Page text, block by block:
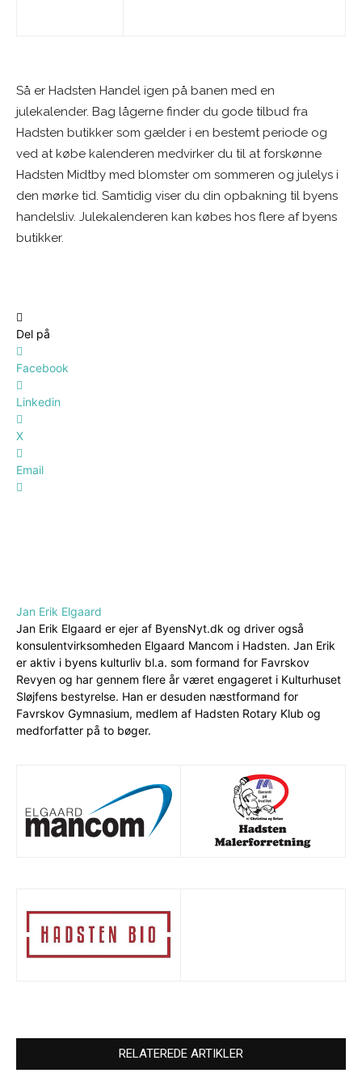
Så er Hadsten Handel igen på banen med en
julekalender. Bag lågerne finder du gode tilbud fra
Hadsten butikker som gælder i en bestemt periode og
ved at købe kalenderen medvirker du til at forskønne
Hadsten Midtby med blomster om sommeren og julelys i
den mørke tid. Samtidig viser du din opbakning til byens
handelsliv. Julekalenderen kan købes hos flere af byens
butikker.
Del på
Facebook
Linkedin
X
Email
Jan Erik Elgaard
Jan Erik Elgaard er ejer af ByensNyt.dk og driver også
konsulentvirksomheden Elgaard Mancom i Hadsten. Jan Erik
er aktiv i byens kulturliv bl.a. som formand for Favrskov
Revyen og har gennem flere år været engageret i Kulturhuset
Sløjfens bestyrelse. Han er desuden næstformand for
Favrskov Gymnasium, medlem af Hadsten Rotary Klub og
medforfatter på to bøger.
RELATEREDE ARTIKLER